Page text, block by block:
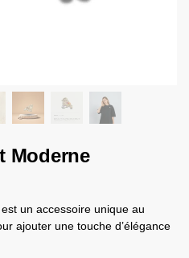
Moderne
un accessoire unique au
ajouter une touche d’élégance